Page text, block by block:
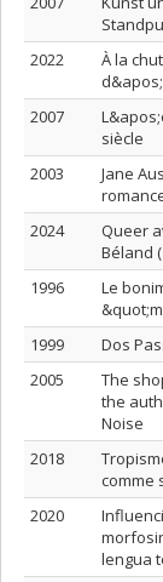
2022
À la
2007
siècle
2003
Jane
2024
Queer
Béland
1996
Le
1999
Dos
2005
The
the
Noise
2018
comme
2020
lengua